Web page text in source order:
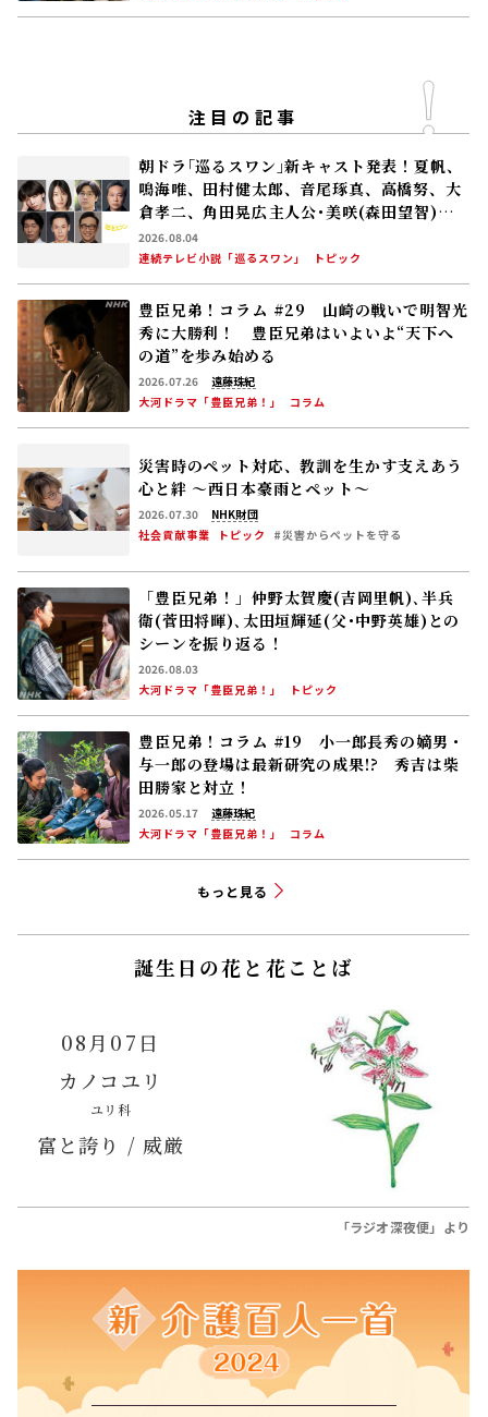
災害時のペット対応、教訓を生かす――支えあう
衛(菅田将暉)､太田垣輝延(父･中野英雄)との
シーンを振り返る！
2026.08.03
大河ドラマ「豊臣兄弟！」
豊臣兄弟！コラム #19 小一郎長秀の嫡男・
与一郎の登場は最新研究の成果!? 秀吉は柴
田勝家と対立！
2026.05.17
遠藤珠紀
大河ドラマ「豊臣兄弟！」
誕生日の花と花ことば
08月07日
カノコユリ
ユリ科
富と誇り / 威厳
「ラジオ深夜便」より
老医師に
祖母は九十五才の
女です
岐阜県 岡本 祥子 （78歳）
すべての入選作品紹介はこちら